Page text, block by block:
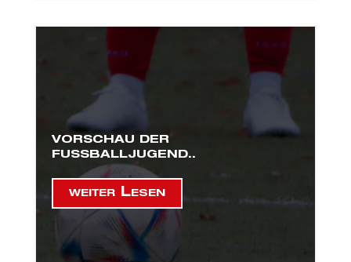
VORSCHAU DER
FUSSBALLJUGEND..
weiter Lesen